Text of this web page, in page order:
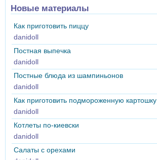
Новые материалы
Как приготовить пиццу
danidoll
Постная выпечка
danidoll
Постные блюда из шампиньонов
danidoll
Как приготовить подмороженную картошку
danidoll
Котлеты по-киевски
danidoll
Салаты с орехами